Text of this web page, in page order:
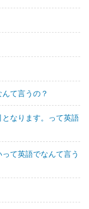
て言うの？
なります。って英語
て英語でなんて言う